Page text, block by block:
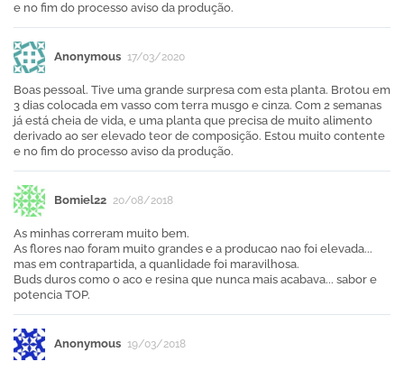
e no fim do processo aviso da produção.
Anonymous 17/03/2020
Boas pessoal. Tive uma grande surpresa com esta planta. Brotou em
3 dias colocada em vasso com terra musgo e cinza. Com 2 semanas
já está cheia de vida, e uma planta que precisa de muito alimento
derivado ao ser elevado teor de composição. Estou muito contente
e no fim do processo aviso da produção.
Bomiel22 20/08/2018
As minhas correram muito bem.
As flores nao foram muito grandes e a producao nao foi elevada...
mas em contrapartida, a quanlidade foi maravilhosa.
Buds duros como o aco e resina que nunca mais acabava... sabor e
potencia TOP.
Anonymous 19/03/2018